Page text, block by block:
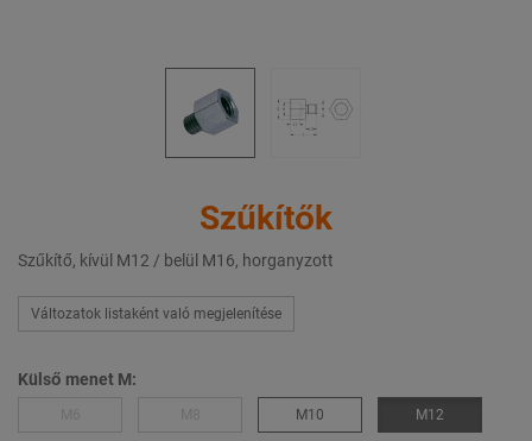
Szűkítők
Szűkítő, kívül M12 / belül M16, horganyzott
Változatok listaként való megjelenítése
Külső menet M:
M10 M12